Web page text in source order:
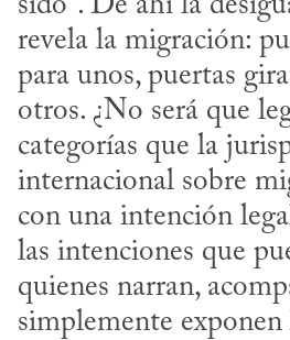
sido”. De ahí la
revela la migración:
para unos, puertas
otros. ¿No será que
categorías que la
internacional sobre
con una intención
las intenciones que
quienes narran,
simplemente